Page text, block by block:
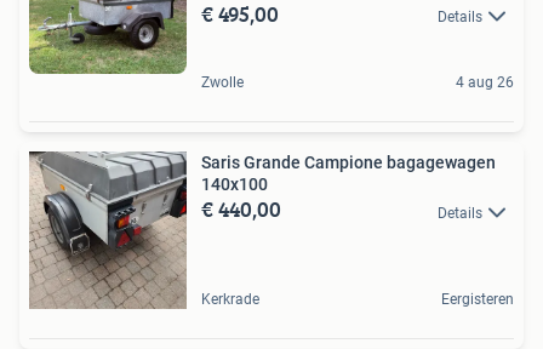
€ 495,00 Details
Zwolle 4 aug 26
Saris Grande Campione bagagewagen
140x100
€ 440,00 Details
Kerkrade Eergisteren